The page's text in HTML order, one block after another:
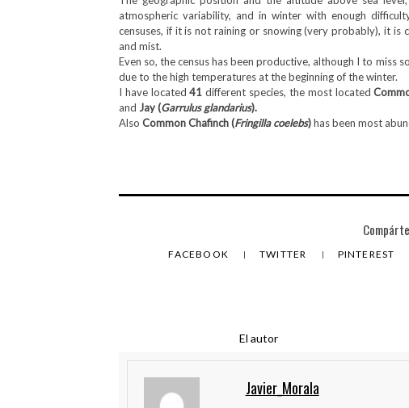
atmospheric variability, and in winter with enough
censuses, if it is not raining or snowing (very probably), it
and mist.
Even so, the census has been productive, although I to miss
due to the high temperatures at the beginning of the winter.
I have located41 different species, the most located
and Jay (Garrulus glandarius).
Also Common Chafinch (Fringilla coelebs)has been most
FACEBOOK TWITTER PINTEREST
El autor
Javier_Morala